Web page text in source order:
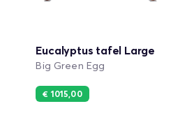
Eucalyptus tafel Large
Big Green Egg
€ 1015,00